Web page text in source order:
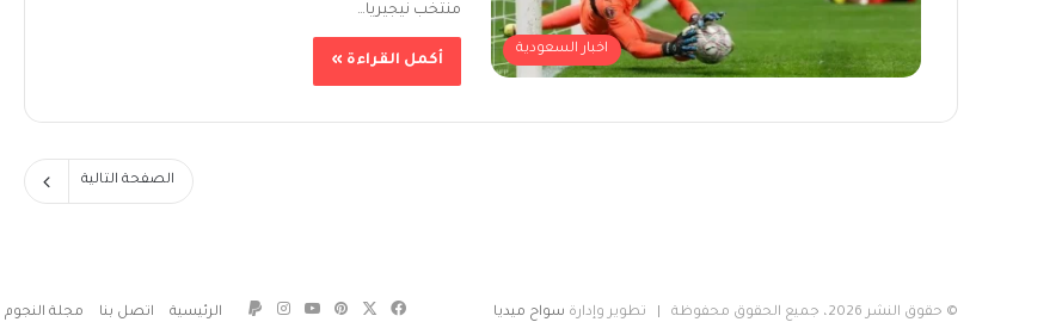
اخبار السعودية
منتخب نيجيريا…
أكمل القراءة »
الصفحة التالية
© حقوق النشر 2026، جميع الحقوق محفوظة | تطوير وإدارة سواح ميديا الرئيسية اتصل بنا مجلة النجوم فيسبوكبينتيريست‫YouTube
انستقرام
‏Paypal